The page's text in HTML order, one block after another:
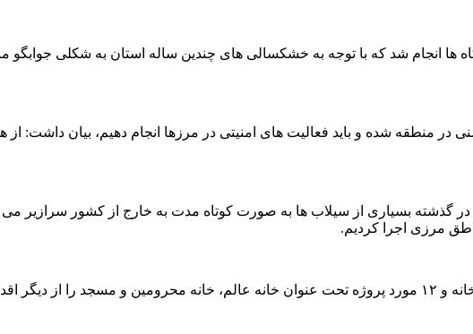
ها انجام شد که با توجه به خشکسالی های چندین ساله استان به شکلی جوابگو
در منطقه شده و باید فعالیت های امنیتی در مرزها انجام دهیم، بیان داشت:
در گذشته بسیاری از سیلاب ها به صورت کوتاه مدت به خارج از کشور سرازیر